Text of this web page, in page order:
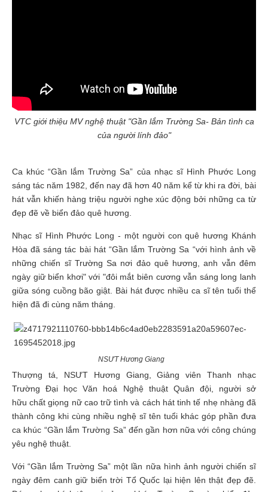
VTC giới thiệu MV nghệ thuật "Gần lắm Trường Sa- Bản tình ca
của người lính đảo"
Ca khúc “Gần lắm Trường Sa” của nhạc sĩ Hình Phước Long
sáng tác năm 1982, đến nay đã hơn 40 năm kể từ khi ra đời, bài
hát vẫn khiến hàng triệu người nghe xúc động bởi những ca từ
đẹp đẽ về biển đảo quê hương.
Nhạc sĩ Hình Phước Long - một người con quê hương Khánh
Hòa đã sáng tác bài hát “Gần lắm Trường Sa “với hình ảnh về
những chiến sĩ Trường Sa nơi đảo quê hương, anh vẫn đêm
ngày giữ biển khơi" với "đôi mắt biên cương vẫn sáng long lanh
giữa sóng cuồng bão giật. Bài hát được nhiều ca sĩ tên tuổi thể
hiện đã đi cùng năm tháng.
NSƯT Hương Giang
Thượng tá, NSƯT Hương Giang, Giảng viên Thanh nhạc
Trường Đại học Văn hoá Nghệ thuật Quân đội, người sở
hữu chất giọng nữ cao trữ tình và cách hát tinh tế nhẹ nhàng đã
thành công khi cùng nhiều nghệ sĩ tên tuổi khác góp phần đưa
ca khúc “Gần lắm Trường Sa” đến gần hơn nữa với công chúng
yêu nghệ thuật.
Với “Gần lắm Trường Sa” một lần nữa hình ảnh người chiến sĩ
ngày đêm canh giữ biển trời Tổ Quốc lại hiện lên thật đẹp đẽ.